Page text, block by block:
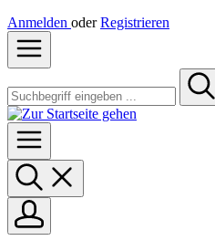
Anmelden oder Registrieren